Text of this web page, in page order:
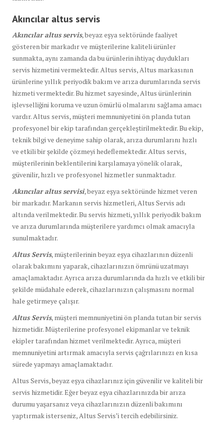
Akıncılar altus servis
Akıncılar altus servis, beyaz eşya sektöründe faaliyet
gösteren bir markadır ve müşterilerine kaliteli ürünler
sunmakta, aynı zamanda da bu ürünlerin ihtiyaç duydukları
servis hizmetini vermektedir. Altus servis, Altus markasının
ürünlerine yıllık periyodik bakım ve arıza durumlarında servis
hizmeti vermektedir. Bu hizmet sayesinde, Altus ürünlerinin
işlevselliğini koruma ve uzun ömürlü olmalarını sağlama amacı
vardır. Altus servis, müşteri memnuniyetini ön planda tutan
profesyonel bir ekip tarafından gerçekleştirilmektedir. Bu ekip,
teknik bilgi ve deneyime sahip olarak, arıza durumlarını hızlı
ve etkili bir şekilde çözmeyi hedeflemektedir. Altus servis,
müşterilerinin beklentilerini karşılamaya yönelik olarak,
güvenilir, hızlı ve profesyonel hizmetler sunmaktadır.
Akıncılar altus servisi, beyaz eşya sektöründe hizmet veren
bir markadır. Markanın servis hizmetleri, Altus Servis adı
altında verilmektedir. Bu servis hizmeti, yıllık periyodik bakım
ve arıza durumlarında müşterilere yardımcı olmak amacıyla
sunulmaktadır.
Altus Servis, müşterilerinin beyaz eşya cihazlarının düzenli
olarak bakımını yaparak, cihazlarınızın ömrünü uzatmayı
amaçlamaktadır. Ayrıca arıza durumlarında da hızlı ve etkili bir
şekilde müdahale ederek, cihazlarınızın çalışmasını normal
hale getirmeye çalışır.
Altus Servis, müşteri memnuniyetini ön planda tutan bir servis
hizmetidir. Müşterilerine profesyonel ekipmanlar ve teknik
ekipler tarafından hizmet verilmektedir. Ayrıca, müşteri
memnuniyetini artırmak amacıyla servis çağrılarınızı en kısa
sürede yapmayı amaçlamaktadır.
Altus Servis, beyaz eşya cihazlarınız için güvenilir ve kaliteli bir
servis hizmetidir. Eğer beyaz eşya cihazlarınızda bir arıza
durumu yaşarsanız veya cihazlarınızın düzenli bakımını
yaptırmak isterseniz, Altus Servis’i tercih edebilirsiniz.